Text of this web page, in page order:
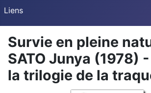
Liens
Survie en pleine
SATO Junya (1978)
la trilogie de la